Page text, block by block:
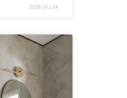
24 ביוני 2026